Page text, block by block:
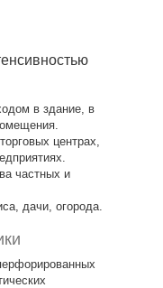
в здание, в
центрах,
частных и
дачи, огорода.